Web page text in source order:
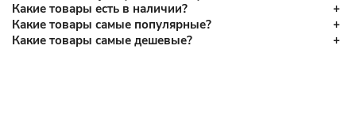
Какие товары есть в наличии?
Какие товары самые популярные?
Какие товары самые дешевые?